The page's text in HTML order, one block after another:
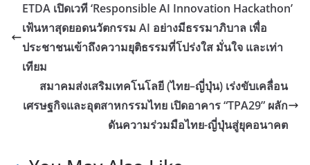
ETDA เปิดเวที ‘Responsible AI Innovation Hackathon’
เฟ้นหาสุดยอดนวัตกรรม AI อย่างมีธรรมาภิบาล เพื่อ
ประชาชนเข้าถึงความยุติธรรมที่โปร่งใส มั่นใจ และเท่า
เทียม
สมาคมส่งเสริมเทคโนโลยี (ไทย–ญี่ปุ่น) เร่งขับเคลื่อน
เศรษฐกิจและอุตสาหกรรมไทย เปิดอาคาร “TPA29” ผลัก
ดันความร่วมมือไทย-ญี่ปุ่นสู่ยุคอนาคต